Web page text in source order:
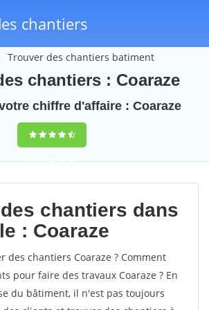
chantiers
Trouver des chantiers batiment
chantiers : Coaraze
chiffre d'affaire : Coaraze
9,5(100%)40
votes
chantiers dans
: Coaraze
des chantiers Coaraze ? Comment
pour faire des travaux Coaraze ? En
du bâtiment, il n'est pas toujours